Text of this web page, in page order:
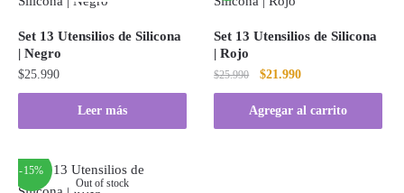
Set 13 Utensilios de Silicona
| Negro
$25.990
Leer más
Set 13 Utensilios de Silicona
| Rojo
$25.990
El
precio
original
era:
$21.990El
precio
actual
es:
Agregar al carrito
-15%
Out of stock